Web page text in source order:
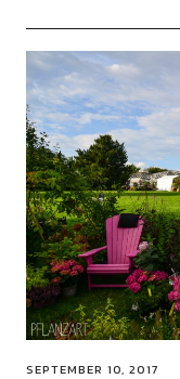
SEPTEMBER 10, 2017